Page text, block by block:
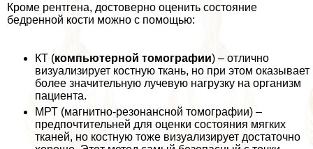
Кроме рентгена, достоверно оценить состояние
бедренной кости можно с помощью:
КТ (компьютерной томографии) – отлично
визуализирует костную ткань, но при этом оказывает
более значительную лучевую нагрузку на организм
пациента.
МРТ (магнитно-резонансной томографии) –
предпочтительней для оценки состояния мягких
тканей, но костную тоже визуализирует достаточно